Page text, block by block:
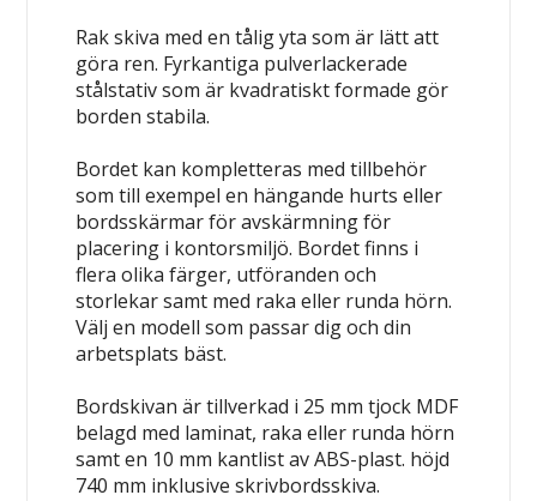
Rak skiva med en tålig yta som är lätt att
göra ren. Fyrkantiga pulverlackerade
stålstativ som är kvadratiskt formade gör
borden stabila.
Bordet kan kompletteras med tillbehör
som till exempel en hängande hurts eller
bordsskärmar för avskärmning för
placering i kontorsmiljö. Bordet finns i
flera olika färger, utföranden och
storlekar samt med raka eller runda hörn.
Välj en modell som passar dig och din
arbetsplats bäst.
Bordskivan är tillverkad i 25 mm tjock MDF
belagd med laminat, raka eller runda hörn
samt en 10 mm kantlist av ABS-plast. höjd
740 mm inklusive skrivbordsskiva.